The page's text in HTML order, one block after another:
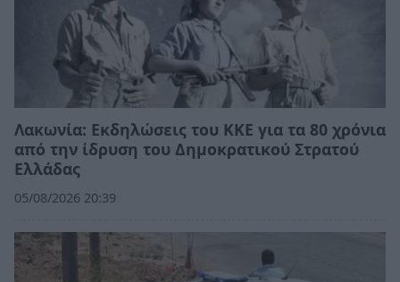
Λακωνία: Εκδηλώσεις του ΚΚΕ για τα 80 χρόνια
από την ίδρυση του Δημοκρατικού Στρατού
Ελλάδας
05/08/2026 20:39